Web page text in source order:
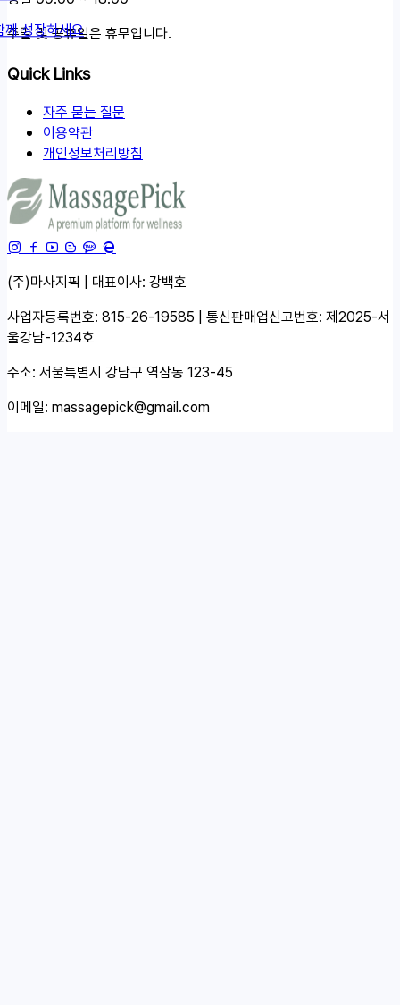
주말 및 공휴일은 휴무입니다.
Quick Links
자주 묻는 질문
이용약관
개인정보처리방침
(주)마사지픽 | 대표이사: 강백호
사업자등록번호: 815-26-19585 | 통신판매업신고번호: 제2025-서
울강남-1234호
주소: 서울특별시 강남구 역삼동 123-45
이메일: massagepick@gmail.com
께 성장하세요